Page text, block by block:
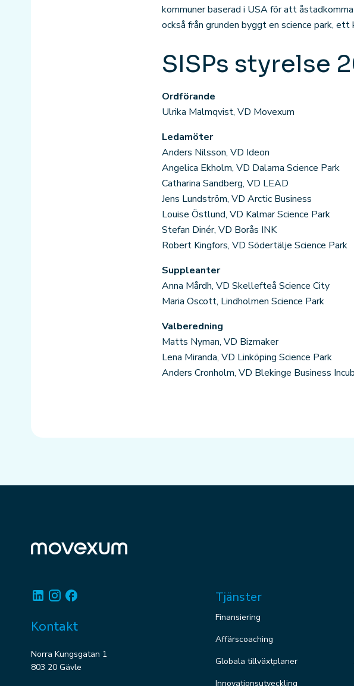
kommuner baserad i USA för att
också från grunden byggt en science park, ett
SISPs styrelse
Ordförande
Ulrika Malmqvist, VD Movexum
Ledamöter
Anders Nilsson, VD Ideon
Angelica Ekholm, VD Dalarna Science Park
Catharina Sandberg, VD LEAD
Jens Lundström, VD Arctic Business
Louise Östlund, VD Kalmar Science Park
Stefan Dinér, VD Borås INK
Robert Kingfors, VD Södertälje Science Park
Suppleanter
Anna Mårdh, VD Skellefteå Science City
Maria Oscott, Lindholmen Science Park
Valberedning
Matts Nyman, VD Bizmaker
Lena Miranda, VD Linköping Science Park
Anders Cronholm, VD Blekinge Business
LinkedinInstagram
Kontakt
Norra Kungsgatan 1
803 20 Gävle
Tjänster
Finansiering
Affärscoaching
Globala tillväxtplaner
Innovationsutveckling